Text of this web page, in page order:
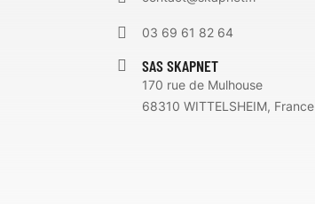
03 69 61 82 64
SAS SKAPNET
170 rue de Mulhouse
68310 WITTELSHEIM, France